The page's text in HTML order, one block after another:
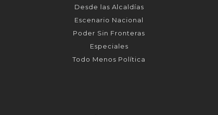
Desde las Alcaldías
Escenario Nacional
Poder Sin Fronteras
Especiales
Todo Menos Política